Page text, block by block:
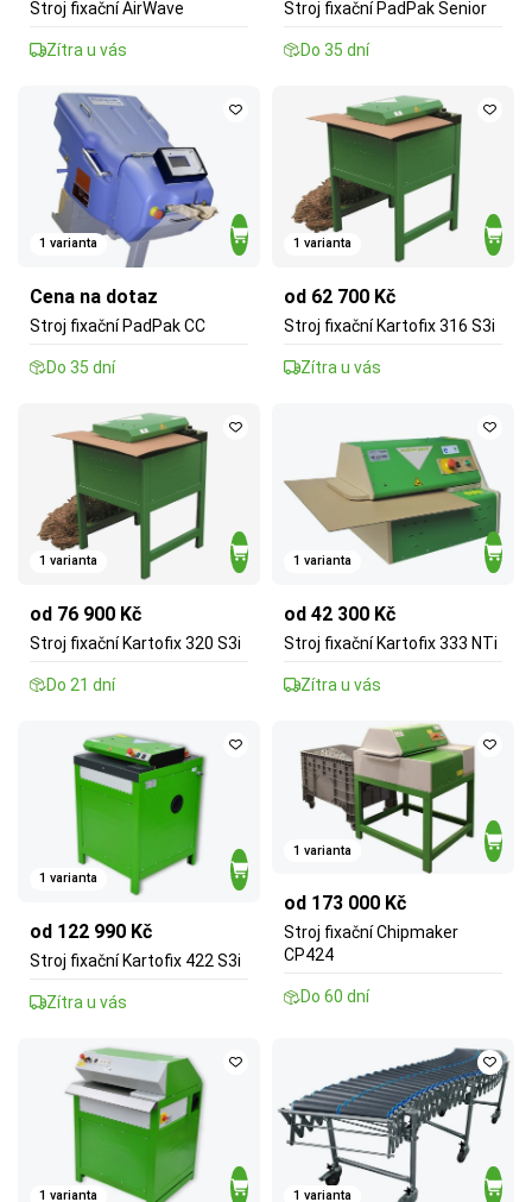
Stroj fixační AirWave
Zítra u vás
Stroj fixační PadPak Senior
Do 35 dní
1 varianta
Cena na dotaz
Stroj fixační PadPak CC
Do 35 dní
1 varianta
od 62 700 Kč
Stroj fixační Kartofix 316 S3i
Zítra u vás
1 varianta
od 76 900 Kč
Stroj fixační Kartofix 320 S3i
Do 21 dní
1 varianta
od 42 300 Kč
Stroj fixační Kartofix 333 NTi
Zítra u vás
1 varianta
od 122 990 Kč
Stroj fixační Kartofix 422 S3i
Zítra u vás
1 varianta
od 173 000 Kč
Stroj fixační Chipmaker
CP424
Do 60 dní
1 varianta 1 varianta